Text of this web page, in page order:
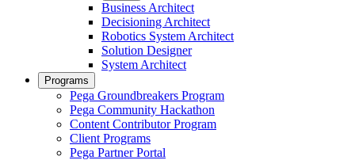
Business Architect
Decisioning Architect
Robotics System Architect
Solution Designer
System Architect
Programs
Pega Groundbreakers Program
Pega Community Hackathon
Content Contributor Program
Client Programs
Pega Partner Portal